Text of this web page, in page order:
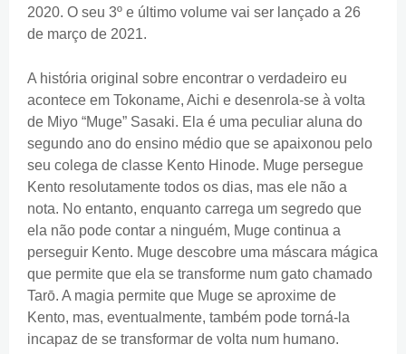
2020. O seu 3º e último volume vai ser lançado a 26
de março de 2021.
A história original sobre encontrar o verdadeiro eu
acontece em Tokoname, Aichi e desenrola-se à volta
de Miyo “Muge” Sasaki. Ela é uma peculiar aluna do
segundo ano do ensino médio que se apaixonou pelo
seu colega de classe Kento Hinode. Muge persegue
Kento resolutamente todos os dias, mas ele não a
nota. No entanto, enquanto carrega um segredo que
ela não pode contar a ninguém, Muge continua a
perseguir Kento. Muge descobre uma máscara mágica
que permite que ela se transforme num gato chamado
Tarō. A magia permite que Muge se aproxime de
Kento, mas, eventualmente, também pode torná-la
incapaz de se transformar de volta num humano.